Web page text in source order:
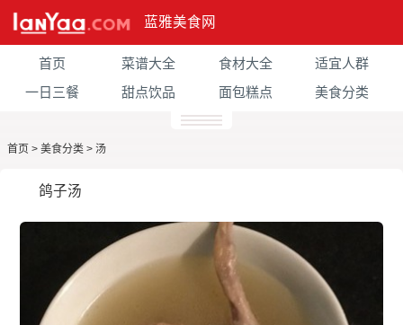
蓝雅美食网
首页 菜谱大全 食材大全
适宜人群
一日三餐
甜点饮品 面包糕点 美食分类
首页 > 美食分类 > 汤
鸽子汤